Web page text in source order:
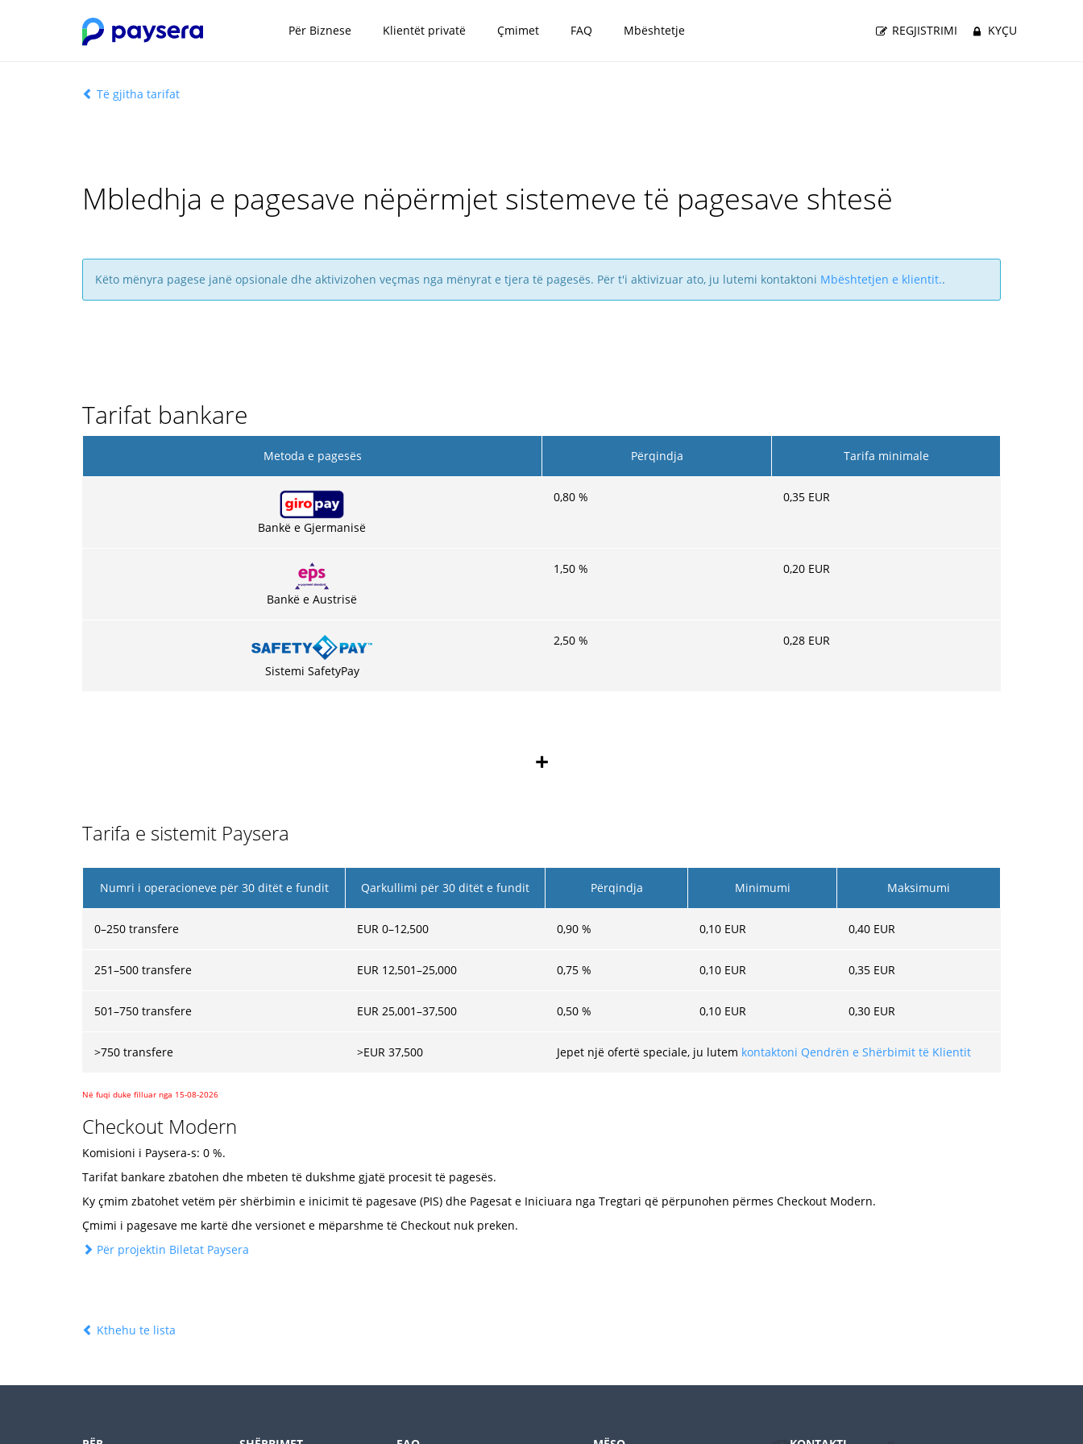
Për Biznese Klientët privatë Çmimet FAQ Mbështetje REGJISTRIMI KYÇU
Të gjitha tarifat
Mbledhja e pagesave nëpërmjet sistemeve të pagesave shtesë
Këto mënyra pagese janë opsionale dhe aktivizohen veçmas nga mënyrat e tjera të pagesës. Për t'i aktivizuar ato, ju lutemi kontaktoni Mbështetjen e klientit..
Tarifat bankare
Metoda e pagesës Përqindja Tarifa minimale
Bankë e Gjermanisë
0,80 % 0,35 EUR
Bankë e Austrisë
1,50 % 0,20 EUR
Sistemi SafetyPay
2,50 % 0,28 EUR
+
Tarifa e sistemit Paysera
Numri i operacioneve për 30 ditët e fundit Qarkullimi për 30 ditët e fundit Përqindja Minimumi Maksimumi
0–250 transfere EUR 0–12,500 0,90 % 0,10 EUR 0,40 EUR
251–500 transfere EUR 12,501–25,000 0,75 % 0,10 EUR 0,35 EUR
501–750 transfere EUR 25,001–37,500 0,50 % 0,10 EUR 0,30 EUR
>750 transfere >EUR 37,500 Jepet një ofertë speciale, ju lutem kontaktoni Qendrën e Shërbimit të Klientit
Në fuqi duke filluar nga 15-08-2026
Checkout Modern
Komisioni i Paysera-s: 0 %.
Tarifat bankare zbatohen dhe mbeten të dukshme gjatë procesit të pagesës.
Ky çmim zbatohet vetëm për shërbimin e inicimit të pagesave (PIS) dhe Pagesat e Iniciuara nga Tregtari që përpunohen përmes Checkout Modern.
Çmimi i pagesave me kartë dhe versionet e mëparshme të Checkout nuk preken.
Për projektin Biletat Paysera
Kthehu te lista